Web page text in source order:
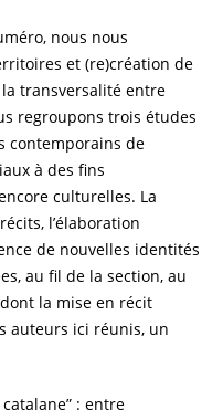
nous nous
et (re)création de
transversalité entre
regroupons trois études
contemporains de
à des fins
culturelles. La
l’élaboration
de nouvelles identités
au fil de la section, au
la mise en récit
auteurs ici réunis, un
: entre